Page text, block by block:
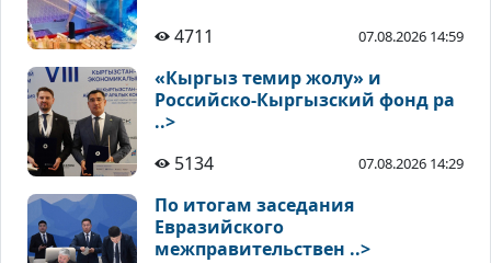
4711 07.08.2026 14:59
«Кыргыз темир жолу» и
Российско-Кыргызский фонд ра
..>
5134
07.08.2026 14:29
По итогам заседания
Евразийского
межправительствен ..>